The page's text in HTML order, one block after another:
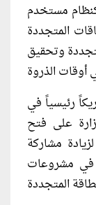
مستخدم
المتجددة
وتحقيق
رئيسياً في
على فتح
مشاركة
في مشروعات